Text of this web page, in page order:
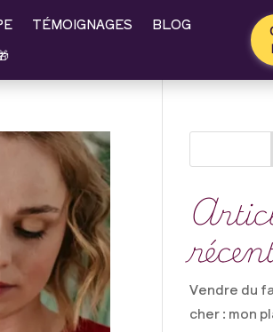
TÉMOIGNAGES
BLOG
Vendre du
cher : mon